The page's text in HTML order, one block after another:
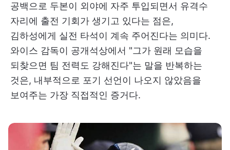
공백으로 두본이 외야에 자주 투입되면서 유격수
자리에 출전 기회가 생기고 있다는 점은,
김하성에게 실전 타석이 계속 주어진다는 의미다.
와이스 감독이 공개석상에서 "그가 원래 모습을
되찾으면 팀 전력도 강해진다"는 말을 반복하는
것은, 내부적으로 포기 선언이 나오지 않았음을
보여주는 가장 직접적인 증거다.